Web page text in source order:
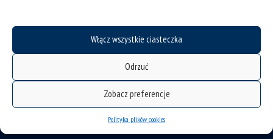
Włącz wszystkie ciasteczka
Odrzuć
Zobacz preferencje
Polityka plików cookies